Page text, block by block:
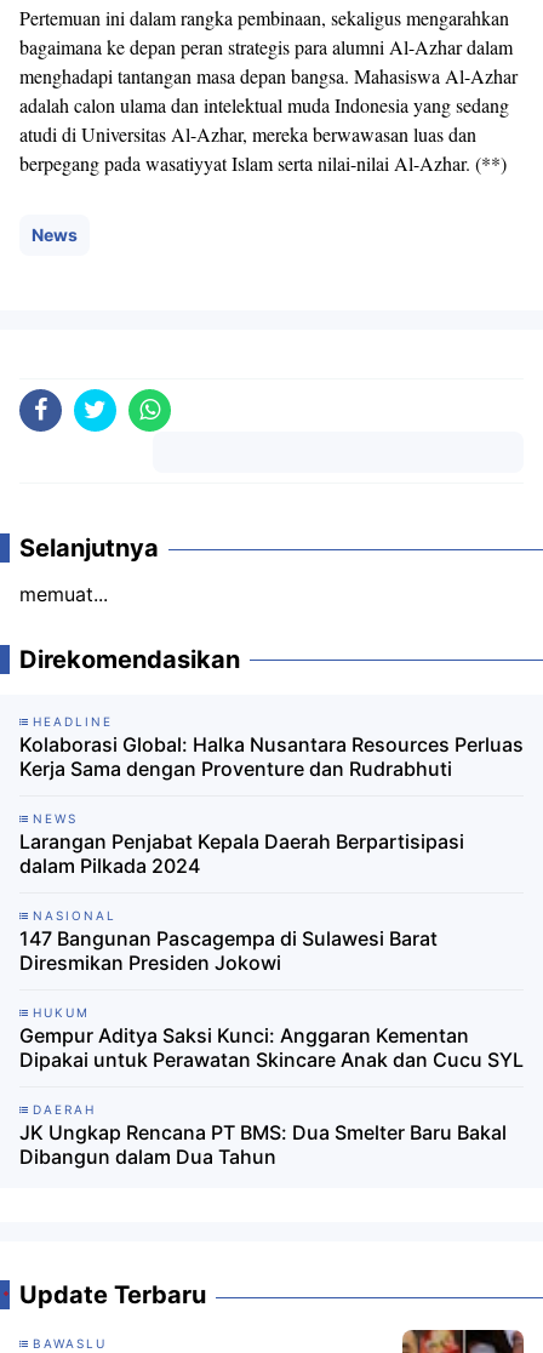
Pertemuan ini dalam rangka pembinaan, sekaligus mengarahkan
bagaimana ke depan peran strategis para alumni Al-Azhar dalam
menghadapi tantangan masa depan bangsa. Mahasiswa Al-Azhar
adalah calon ulama dan intelektual muda Indonesia yang sedang
atudi di Universitas Al-Azhar, mereka berwawasan luas dan
berpegang pada wasatiyyat Islam serta nilai-nilai Al-Azhar. (**)
News
Selanjutnya
memuat...
Direkomendasikan
HEADLINE
Kolaborasi Global: Halka Nusantara Resources Perluas
Kerja Sama dengan Proventure dan Rudrabhuti
NEWS
Larangan Penjabat Kepala Daerah Berpartisipasi
dalam Pilkada 2024
NASIONAL
147 Bangunan Pascagempa di Sulawesi Barat
Diresmikan Presiden Jokowi
HUKUM
Gempur Aditya Saksi Kunci: Anggaran Kementan
Dipakai untuk Perawatan Skincare Anak dan Cucu SYL
DAERAH
JK Ungkap Rencana PT BMS: Dua Smelter Baru Bakal
Dibangun dalam Dua Tahun
Update Terbaru
BAWASLU